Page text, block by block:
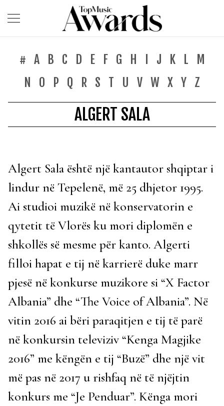
# A B C D E F G H J K L
M
N
O P Q R S T U V W X Y Z
ALGERT SALA
Algert Sala është një kantautor shqiptar i
lindur në Tepelenë, më 25 dhjetor 1995.
Ai studioi muzikë në konservatorin e
qytetit të Vlorës ku mori diplomën e
shkollës së mesme për kanto. Algerti
filloi hapat e tij në karrierë duke marr
pjesë në konkurse muzikore si “X Factor
Albania” dhe “The Voice of Albania”. Në
vitin 2016 ai bëri paraqitjen e tij të parë
në konkursin televiziv “Kenga Magjike
2016” me këngën e tij “Buzë” dhe një vit
më pas në 2017 u rishfaq në të njëjtin
konkurs me “Je Penduar”. Kënga mori